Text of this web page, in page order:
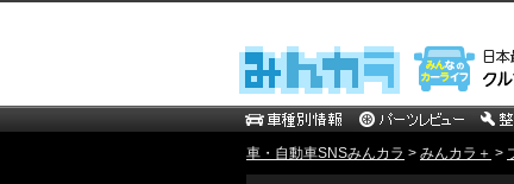
車・自動車SNSみんカラ > みんカラ＋ >